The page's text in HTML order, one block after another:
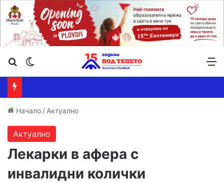
Търсене ...
Начало / Актуално
Актуално
Лекарки в афера с
инвалидни колички